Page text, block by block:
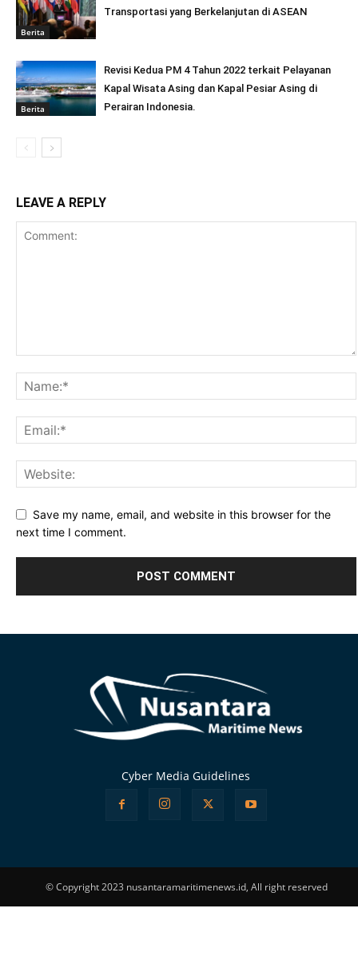
Berita
Transportasi yang Berkelanjutan di ASEAN
Berita
Revisi Kedua PM 4 Tahun 2022 terkait Pelayanan
Kapal Wisata Asing dan Kapal Pesiar Asing di
Perairan Indonesia.
LEAVE A REPLY
Save my name, email, and website in this browser for the
next time I comment.
Cyber Media Guidelines
© Copyright 2023 nusantaramaritimenews.id, All right reserved